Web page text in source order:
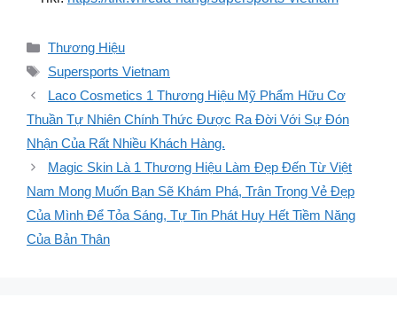
Danh
mục
Thương Hiệu
Thẻ
Supersports Vietnam
Laco Cosmetics 1 Thương Hiệu Mỹ Phẩm Hữu Cơ
Thuần Tự Nhiên Chính Thức Được Ra Đời Với Sự Đón
Nhận Của Rất Nhiều Khách Hàng.
Magic Skin Là 1 Thương Hiệu Làm Đẹp Đến Từ Việt
Nam Mong Muốn Bạn Sẽ Khám Phá, Trân Trọng Vẻ Đẹp
Của Mình Để Tỏa Sáng, Tự Tin Phát Huy Hết Tiềm Năng
Của Bản Thân